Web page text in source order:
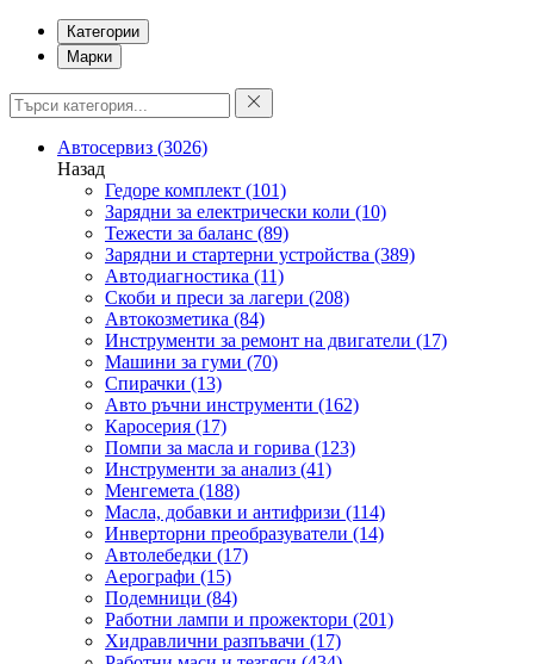
Категории
Марки
Автосервиз (3026)
Назад
Гедоре комплект (101)
Зарядни за електрически коли (10)
Тежести за баланс (89)
Зарядни и стартерни устройства (389)
Автодиагностика (11)
Скоби и преси за лагери (208)
Автокозметика (84)
Инструменти за ремонт на двигатели (17)
Машини за гуми (70)
Спирачки (13)
Авто ръчни инструменти (162)
Каросерия (17)
Помпи за масла и горива (123)
Инструменти за анализ (41)
Менгемета (188)
Масла, добавки и антифризи (114)
Инверторни преобразуватели (14)
Автолебедки (17)
Аерографи (15)
Подемници (84)
Работни лампи и прожектори (201)
Хидравлични разпъвачи (17)